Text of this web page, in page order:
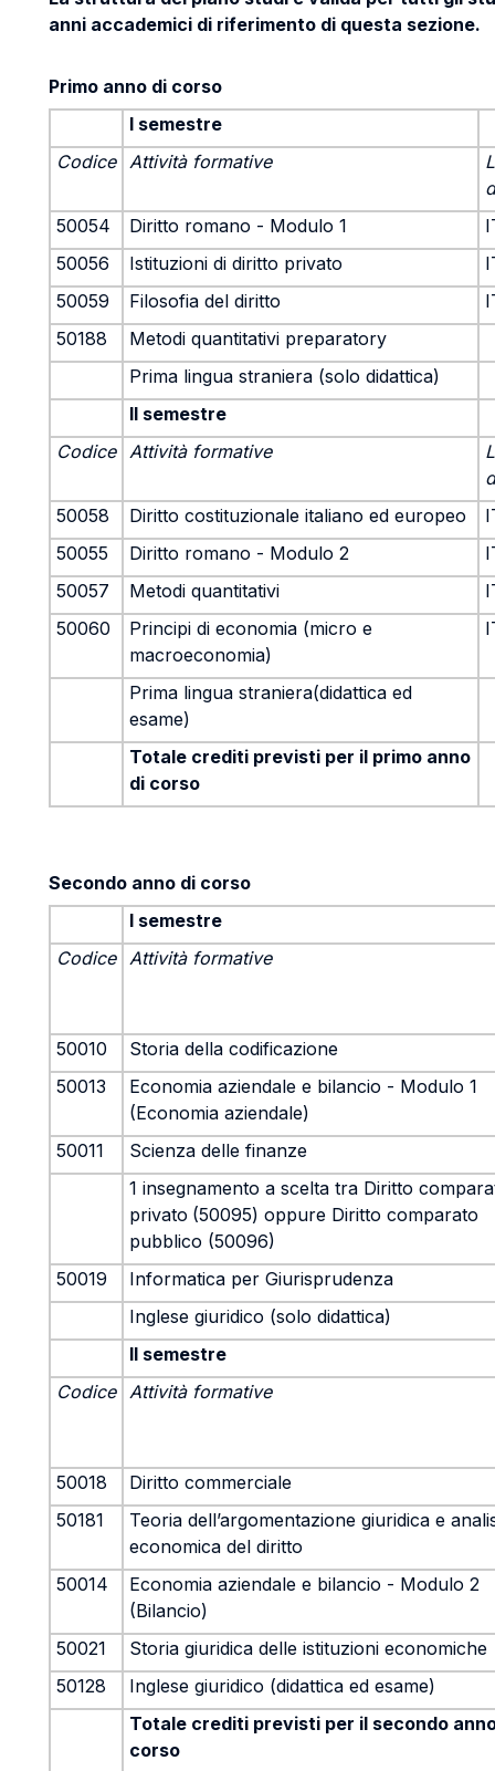
anni accademici di riferimento di questa sezione.
Primo anno di corso
I semestre
Codice Attività formative
50054
Diritto romano - Modulo 1
50056
Istituzioni di diritto privato
50059
Filosofia del diritto
50188
Metodi quantitativi preparatory
Prima lingua straniera (solo didattica)
II semestre
Codice Attività formative
50058
Diritto costituzionale italiano ed europeo
50055
Diritto romano - Modulo 2
50057
Metodi quantitativi
50060
Principi di economia (micro e
macroeconomia)
Prima lingua straniera(didattica ed
esame)
Totale crediti previsti per il primo anno
di corso
Secondo anno di corso
I semestre
Codice Attività formative
50010
Storia della codificazione
50013
Economia aziendale e bilancio - Modulo 1
(Economia aziendale)
50011
Scienza delle finanze
1 insegnamento a scelta tra Diritto
privato (50095) oppure Diritto comparato
pubblico (50096)
50019
Informatica per Giurisprudenza
Inglese giuridico (solo didattica)
II semestre
Codice Attività formative
50018
Diritto commerciale
50181
Teoria dell’argomentazione giuridica e
economica del diritto
50014
Economia aziendale e bilancio - Modulo 2
(Bilancio)
50021
Storia giuridica delle istituzioni economiche
50128
Inglese giuridico (didattica ed esame)
Totale crediti previsti per il secondo
corso